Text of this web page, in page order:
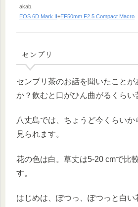
akab.
EOS 6D Mark II+EF50mm F2.5 Compact Macro
センブリ
センブリ茶のお話を聞いたことが
か？飲むと口がひん曲がるくらい
八丈島では、ちょうど今くらい
見られます。
花の色は白。草丈は5-20 cmで比
す。
はじめは、ぽつっ、ぽつっと白い